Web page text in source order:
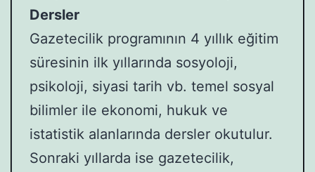
Dersler
Gazetecilik programının 4 yıllık eğitim
süresinin ilk yıllarında sosyoloji,
psikoloji, siyasi tarih vb. temel sosyal
bilimler ile ekonomi, hukuk ve
istatistik alanlarında dersler okutulur.
Sonraki yıllarda ise gazetecilik,